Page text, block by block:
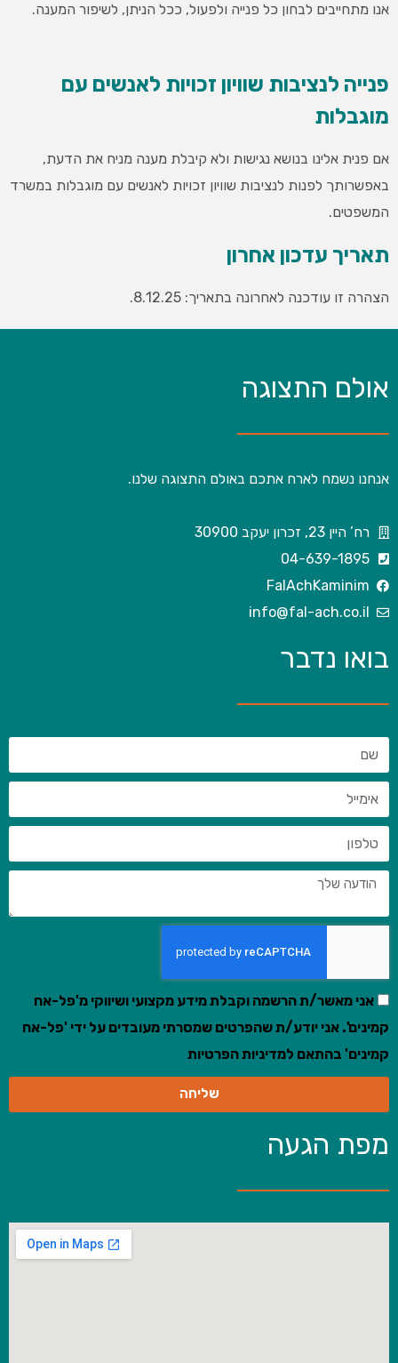
אנו מתחייבים לבחון כל פנייה ולפעול, ככל הניתן, לשיפור המענה.
פנייה לנציבות שוויון זכויות לאנשים עם
מוגבלות
אם פנית אלינו בנושא נגישות ולא קיבלת מענה מניח את הדעת,
באפשרותך לפנות לנציבות שוויון זכויות לאנשים עם מוגבלות במשרד
המשפטים.
תאריך עדכון אחרון
הצהרה זו עודכנה לאחרונה בתאריך: 8.12.25.
אולם התצוגה
אנחנו נשמח לארח אתכם באולם התצוגה שלנו.
רח’ היין 23, זכרון יעקב 30900
04-639-1895
FalAchKaminim
info@fal-ach.co.il
בואו נדבר
אני מאשר/ת הרשמה וקבלת מידע מקצועי ושיווקי מ'פל-אח
קמינים'. אני יודע/ת שהפרטים שמסרתי מעובדים על ידי 'פל-אח
קמינים' בהתאם למדיניות הפרטיות
שליחה
מפת הגעה